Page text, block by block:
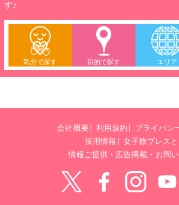
す♪
気分で探す 目的で探す エリア
会社概要 利用規約
プライバシ
採用情報
女子旅プレス
情報ご提供・広告掲載・お問